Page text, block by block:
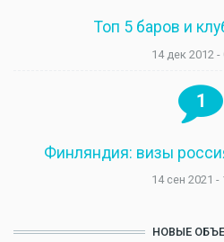
Топ 5 баров и
14 дек 2012 -
1
Финляндия: визы
14 сен 2021 -
НОВЫЕ